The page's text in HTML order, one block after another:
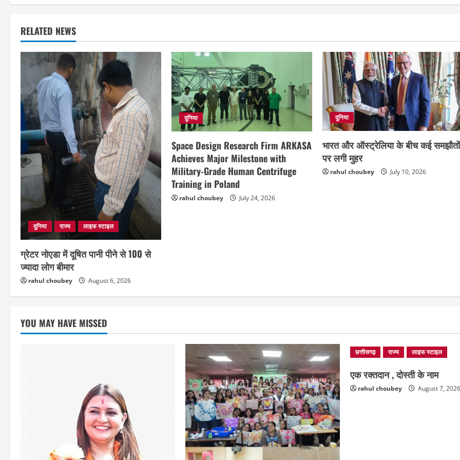
RELATED NEWS
दुनिया राज्य लाइफ स्टाइल
ग्रेटर नोएडा में दूषित पानी पीने से 100 से
ज्यादा लोग बीमार
rahul choubey August 6, 2026
दुनिया
Space Design Research Firm ARKASA
Achieves Major Milestone with
Military-Grade Human Centrifuge
Training in Poland
rahul choubey July 24, 2026
दुनिया
भारत और ऑस्ट्रेलिया के बीच कई समझौतों
पर लगी मुहर
rahul choubey July 10, 2026
YOU MAY HAVE MISSED
छत्तीसगढ़ राज्य लाइफ स्टाइल
एक रक्तदान , दोस्ती के नाम
rahul choubey August 7, 2026